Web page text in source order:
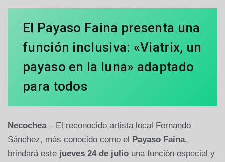
El Payaso Faina presenta una
función inclusiva: «Viatrix, un
payaso en la luna» adaptado
para todos
Necochea– El reconocido artista local Fernando
Sánchez, más conocido como el Payaso Faina,
brindará este jueves 24 de julio una función especial y